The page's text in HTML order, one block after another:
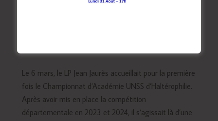
Le 6 mars, le LP Jean Jaurès accueillait pour la première
fois le Championnat d’Académie UNSS d’Haltérophilie.
Après avoir mis en place la compétition
départementale en 2023 et 2024, il s’agissait là d’une